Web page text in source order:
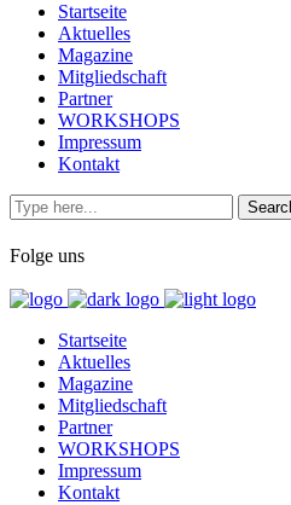
Startseite
Aktuelles
Magazine
Mitgliedschaft
Partner
WORKSHOPS
Impressum
Kontakt
Folge uns
Startseite
Aktuelles
Magazine
Mitgliedschaft
Partner
WORKSHOPS
Impressum
Kontakt